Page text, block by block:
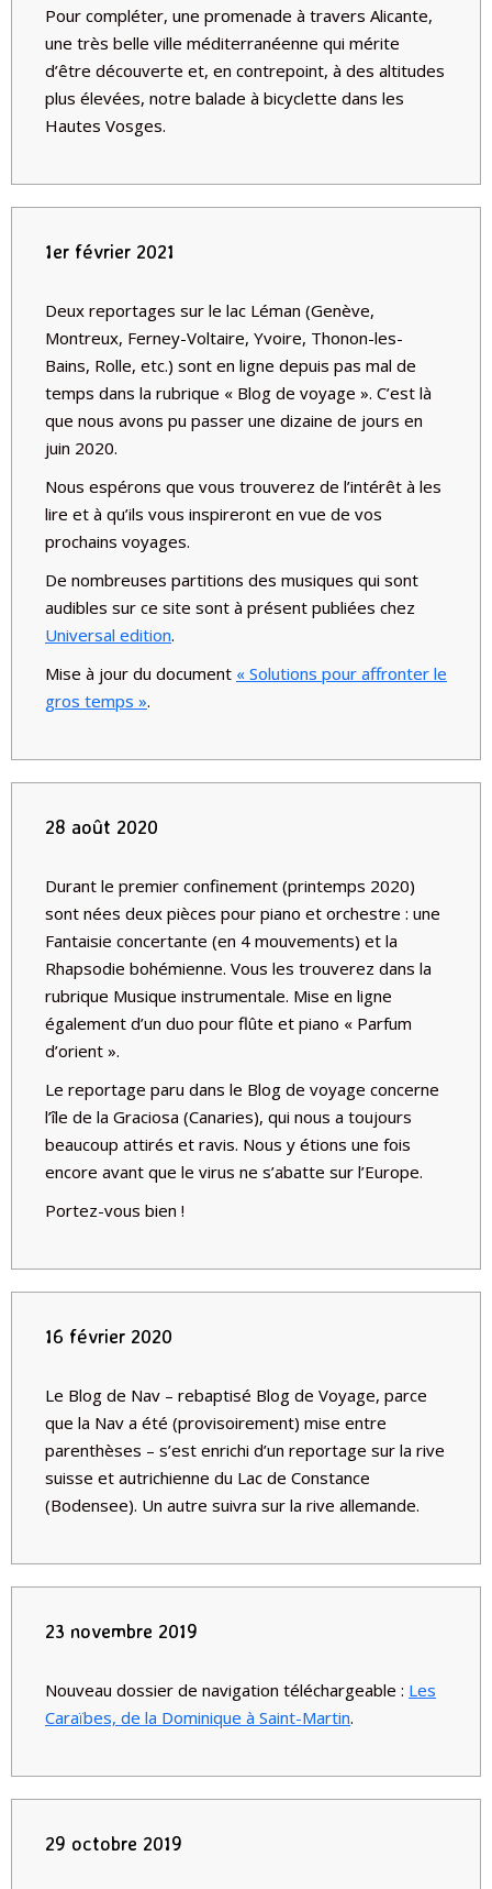
Pour compléter, une promenade à travers Alicante,
une très belle ville méditerranéenne qui mérite
d’être découverte et, en contrepoint, à des altitudes
plus élevées, notre balade à bicyclette dans les
Hautes Vosges.
1er février 2021
Deux reportages sur le lac Léman (Genève,
Montreux, Ferney-Voltaire, Yvoire, Thonon-les-
Bains, Rolle, etc.) sont en ligne depuis pas mal de
temps dans la rubrique « Blog de voyage ». C’est là
que nous avons pu passer une dizaine de jours en
juin 2020.
Nous espérons que vous trouverez de l’intérêt à les
lire et à qu’ils vous inspireront en vue de vos
prochains voyages.
De nombreuses partitions des musiques qui sont
audibles sur ce site sont à présent publiées chez
Universal edition.
Mise à jour du document « Solutions pour affronter le
gros temps ».
28 août 2020
Durant le premier confinement (printemps 2020)
sont nées deux pièces pour piano et orchestre : une
Fantaisie concertante (en 4 mouvements) et la
Rhapsodie bohémienne. Vous les trouverez dans la
rubrique Musique instrumentale. Mise en ligne
également d’un duo pour flûte et piano « Parfum
d’orient ».
Le reportage paru dans le Blog de voyage concerne
l’île de la Graciosa (Canaries), qui nous a toujours
beaucoup attirés et ravis. Nous y étions une fois
encore avant que le virus ne s’abatte sur l’Europe.
Portez-vous bien !
16 février 2020
Le Blog de Nav – rebaptisé Blog de Voyage, parce
que la Nav a été (provisoirement) mise entre
parenthèses – s’est enrichi d’un reportage sur la rive
suisse et autrichienne du Lac de Constance
(Bodensee). Un autre suivra sur la rive allemande.
23 novembre 2019
Nouveau dossier de navigation téléchargeable : Les
Caraïbes, de la Dominique à Saint-Martin.
29 octobre 2019